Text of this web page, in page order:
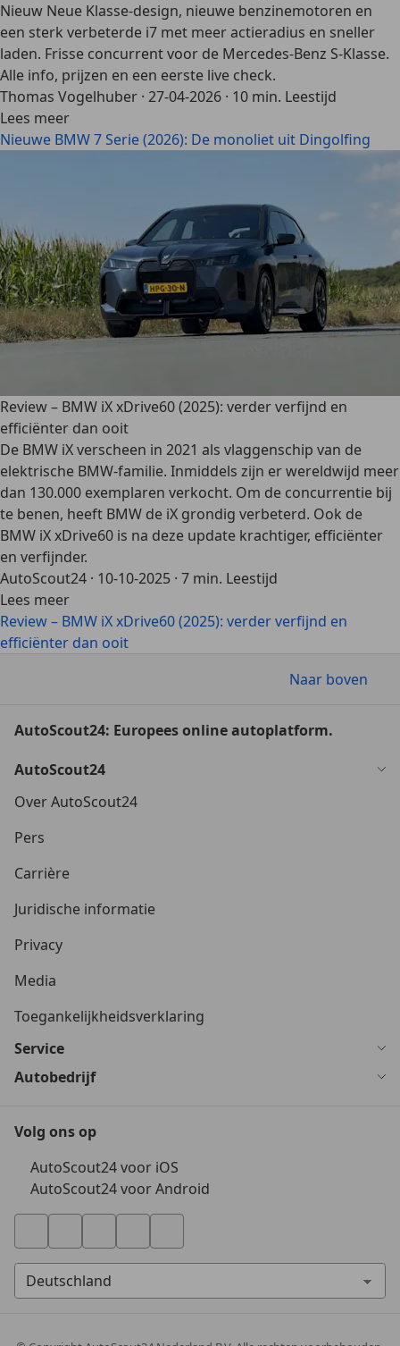
Nieuw Neue Klasse-design, nieuwe benzinemotoren en
een sterk verbeterde i7 met meer actieradius en sneller
laden. Frisse concurrent voor de Mercedes-Benz S-Klasse.
Alle info, prijzen en een eerste live check.
Thomas Vogelhuber · 27-04-2026 · 10 min. Leestijd
Lees meer
Nieuwe BMW 7 Serie (2026): De monoliet uit Dingolfing
Review – BMW iX xDrive60 (2025): verder verfijnd en
efficiënter dan ooit
De BMW iX verscheen in 2021 als vlaggenschip van de
elektrische BMW-familie. Inmiddels zijn er wereldwijd meer
dan 130.000 exemplaren verkocht. Om de concurrentie bij
te benen, heeft BMW de iX grondig verbeterd. Ook de
BMW iX xDrive60 is na deze update krachtiger, efficiënter
en verfijnder.
AutoScout24 · 10-10-2025 · 7 min. Leestijd
Lees meer
Review – BMW iX xDrive60 (2025): verder verfijnd en
efficiënter dan ooit
Naar boven
AutoScout24: Europees online autoplatform.
AutoScout24
Over AutoScout24
Pers
Carrière
Juridische informatie
Privacy
Media
Toegankelijkheidsverklaring
Service
Autobedrijf
Volg ons op
AutoScout24 voor iOS
AutoScout24 voor Android